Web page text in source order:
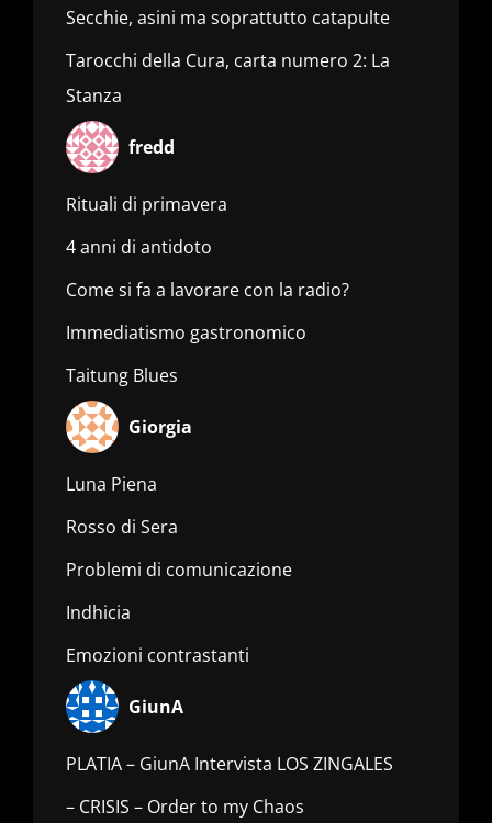
Secchie, asini ma soprattutto catapulte
Tarocchi della Cura, carta numero 2: La
Stanza
fredd
Rituali di primavera
4 anni di antidoto
Come si fa a lavorare con la radio?
Immediatismo gastronomico
Taitung Blues
Giorgia
Luna Piena
Rosso di Sera
Problemi di comunicazione
Indhicia
Emozioni contrastanti
GiunA
PLATIA – GiunA Intervista LOS ZINGALES
– CRISIS – Order to my Chaos